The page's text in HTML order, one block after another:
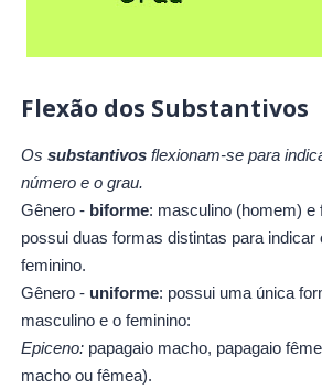
Flexão dos Substantivos
Ossubstantivos flexionam-se para
número e o grau.
Gênero - biforme: masculino (homem) e
possui duas formas distintas para indicar
feminino.
Gênero - uniforme: possui uma única
masculino e o feminino:
Epiceno: papagaio macho, papagaio
macho ou fêmea).